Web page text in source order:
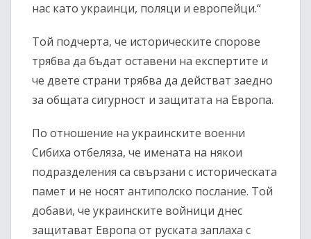
нас като украинци, поляци и европейци.“
Той подчерта, че историческите спорове
трябва да бъдат оставени на експертите и
че двете страни трябва да действат заедно
за общата сигурност и защитата на Европа.
По отношение на украинските военни
Сибиха отбеляза, че имената на някои
подразделения са свързани с историческата
памет и не носят антиполско послание. Той
добави, че украинските войници днес
защитават Европа от руската заплаха с